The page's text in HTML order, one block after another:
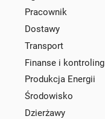
Pracownik
Dostawy
Transport
Finanse i kontroling
Produkcja Energii
Środowisko
Dzierżawy